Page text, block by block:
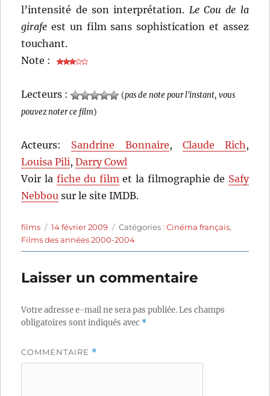
l’intensité de son interprétation. Le Cou de la
girafe est un film sans sophistication et assez
touchant.
Note :
Lecteurs : (pas de note pour l'instant, vous
pouvez noter ce film)
Acteurs: Sandrine Bonnaire, Claude Rich,
Louisa Pili,Darry Cowl
Voir la fiche du filmet la filmographie de Safy
Nebbou sur le site IMDB.
Auteur
films
Publié
le
14 février 2009 Catégories
Catégories :Cinéma français,
Films des années 2000-2004
Laisser un commentaire
Votre adresse e-mail ne sera pas publiée.Les champs
obligatoires sont indiqués avec *
COMMENTAIRE *